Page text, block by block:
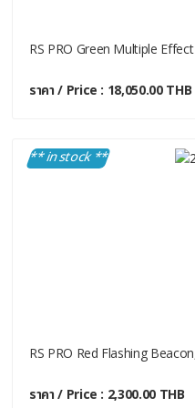
RS PRO Green Multiple
ราคา / Price : 18,050.00 THB
** in stock **
RS PRO Red Flashing
ราคา / Price : 2,300.00 THB